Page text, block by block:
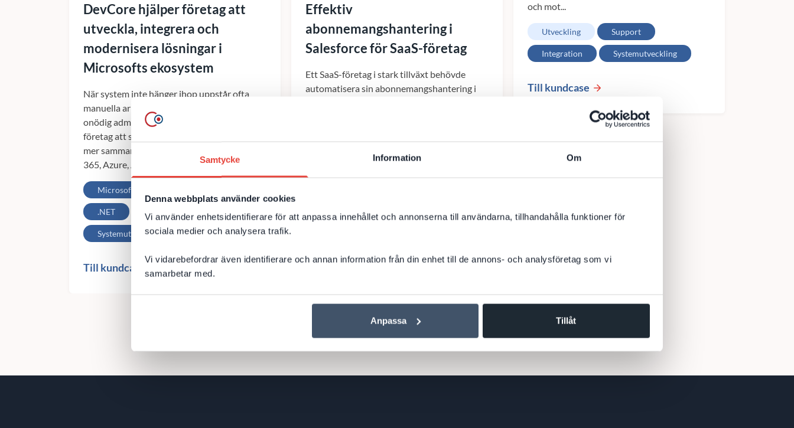
Samtycke Information Om
Denna webbplats använder cookies
Vi använder enhetsidentifierare för att anpassa innehållet och annonserna till användarna, tillhandahålla funktioner för
sociala medier och analysera trafik.
Vi vidarebefordrar även identifierare och annan information från din enhet till de annons- och analysföretag som vi
samarbetar med.
Anpassa Tillåt
DevCore hjälper företag att
utveckla, integrera och
modernisera lösningar i
Microsofts ekosystem
När system inte hänger ihop uppstår ofta
manuella arbetsmoment, dubbelarbete och
onödig administration. DevCore hjälper
företag att skapa modernare, effektivare och
mer sammanhållna lösningar med Microsoft
365, Azure, AI och Power Platform.
Microsoft 365
.NET Utveckling
Systemutveckling Core365
Till kundcase
Effektiv
abonnemangshantering i
Salesforce för SaaS-företag
Ett SaaS-företag i stark tillväxt behövde
automatisera sin abonnemangshantering i
CRM
Utveckling Tjänsteföretag
Till kundcase
och mot...
Utveckling Support
Integration Systemutveckling
Till kundcase